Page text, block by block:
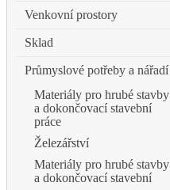
Venkovní prostory
Sklad
Průmyslové potřeby a nářadí
Materiály pro hrubé stavby
a dokončovací stavební
práce
Železářství
Materiály pro hrubé stavby
a dokončovací stavební